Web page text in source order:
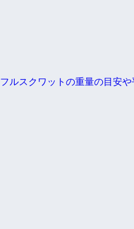
フルスクワットの重量の目安や